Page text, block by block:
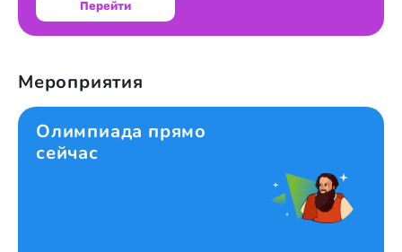
Перейти
Мероприятия
Олимпиада прямо
сейчас